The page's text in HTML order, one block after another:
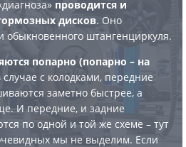
проводится и
дисков. Оно
штангенциркуля.
попарно (попарно – на
случае с колодками, передние
заметно быстрее, а
И передние, и задние
по одной и той же схеме – тут
мы не выделим. Если